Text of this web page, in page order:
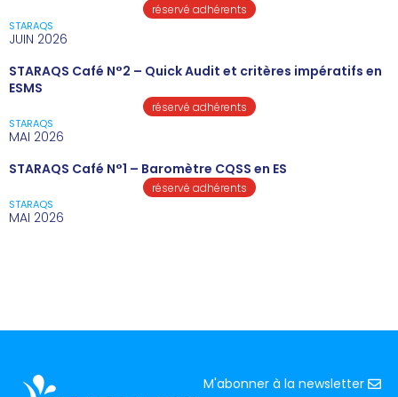
réservé adhérents
STARAQS
JUIN 2026
STARAQS Café N°2 – Quick Audit et critères impératifs en
ESMS
réservé adhérents
STARAQS
MAI 2026
STARAQS Café N°1 – Baromètre CQSS en ES
réservé adhérents
STARAQS
MAI 2026
M'abonner à la newsletter